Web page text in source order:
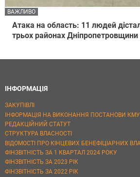
Атака на область: 11 людей
трьох районах Дніпропетровщини
ВАЖЛИВО
ІНФОРМАЦІЯ
ЗАКУПІВЛІ
ІНФОРМАЦІЯ НА ВИКОНАННЯ ПОСТАНОВИ
РЕДАКЦІЙНИЙ СТАТУТ
СТРУКТУРА ВЛАСНОСТІ
ВІДОМОСТІ ПРО КІНЦЕВИХ БЕНЕФІЦІАРНИХ
ФІНЗВІТНІСТЬ ЗА 1 КВАРТАЛ 2024 РОКУ
ФІНЗВІТНІСТЬ ЗА 2023 РІК
ФІНЗВІТНІСТЬ ЗА 2022 РІК